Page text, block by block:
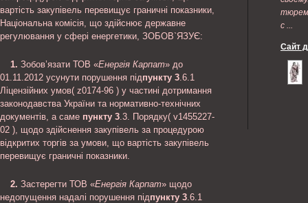
вартість закупівель перевищує граничні показники,
Національна комісія, що здійснює державне
регулювання у сфері енергетики, ЗОБОВ`ЯЗУЄ:
1. Зобов’язати ТОВ «Енергія Карпат» до
01.11.2012 усунути порушення підпункту 3.6.1
Ліцензійних умов( z0174-96 ) у частині дотримання
законодавства України та нормативно-технічних
документів, а саме пункту 3.3. Порядку( v1455227-
02 ), щодо здійснення закупівель за процедурою
відкритих торгів за умови, що вартість закупівель
перевищує граничні показники.
2. Застерегти ТОВ «Енергія Карпат» щодо
недопущення надалі порушення підпункту 3.6.1
с ...
Сайт